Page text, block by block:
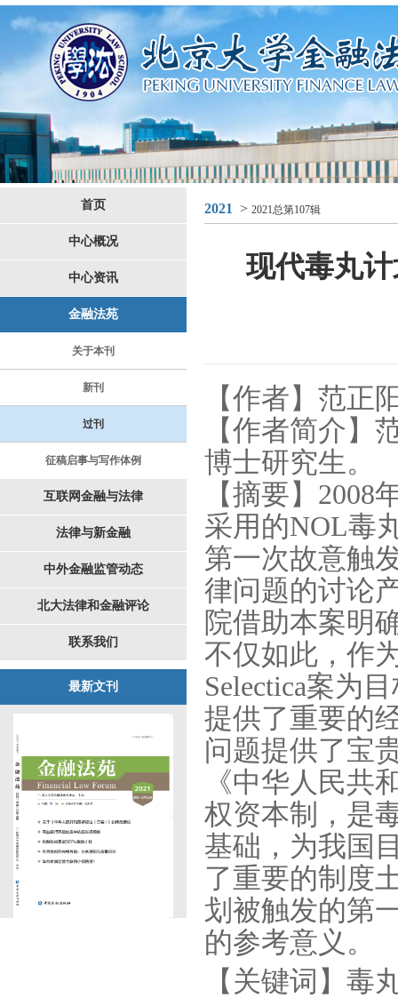
首页
中心概况
中心资讯
金融法苑
关于本刊
新刊
过刊
征稿启事与写作体例
互联网金融与法律
法律与新金融
中外金融监管动态
北大法律和金融评论
联系我们
最新文刊
2021 > 2021总第107辑
现代毒丸
【作者】范正
【作者简介】
博士研究生。
【摘要】 2008
采用的NOL毒
第一次故意触
律问题的讨论
院借助本案明
不仅如此，作
Selectica案为
提供了重要的
问题提供了宝
《中华人民共
权资本制，是
基础，为我国
了重要的制度
划被触发的第
的参考意义。
【关键词】毒